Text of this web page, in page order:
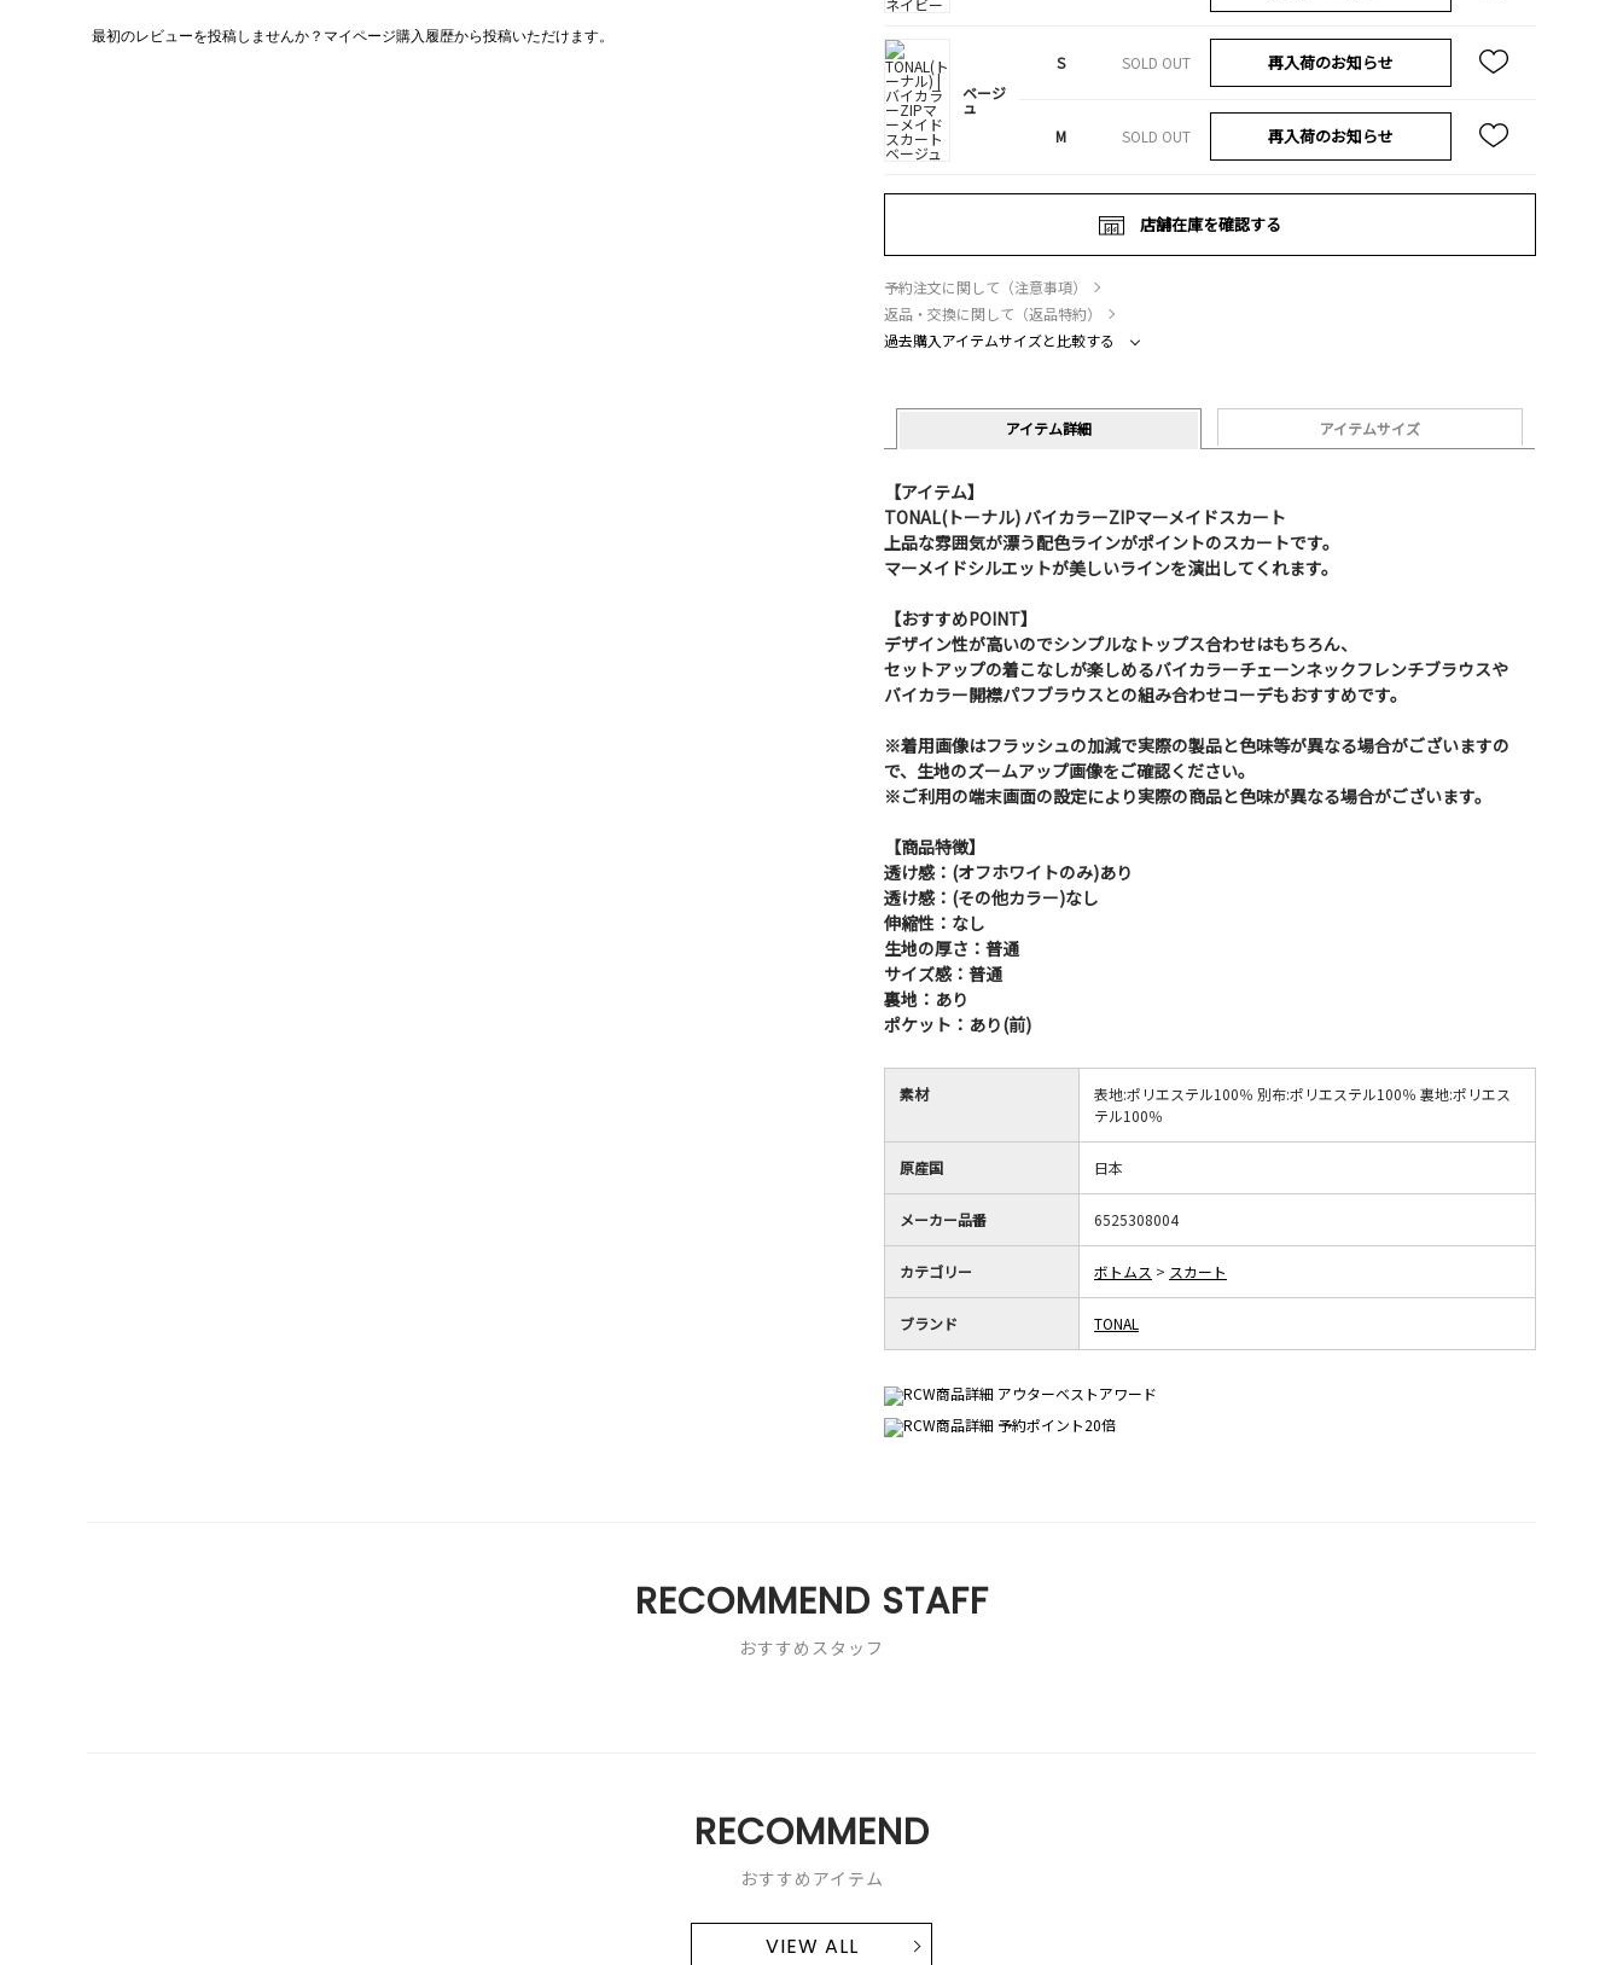
最初のレビューを投稿しませんか？マイページ購入履歴から投稿いただけます。
ベージ
ュ
S SOLD OUT 再入荷のお知らせ
M SOLD OUT 再入荷のお知らせ
店舗在庫を確認する
予約注文に関して（注意事項）
返品・交換に関して（返品特約）
過去購入アイテムサイズと比較する
アイテム詳細 アイテムサイズ
【アイテム】
TONAL(トーナル) バイカラーZIPマーメイドスカート
上品な雰囲気が漂う配色ラインがポイントのスカートです。
マーメイドシルエットが美しいラインを演出してくれます。
【おすすめPOINT】
デザイン性が高いのでシンプルなトップス合わせはもちろん、
セットアップの着こなしが楽しめるバイカラーチェーンネックフレンチブラウスや
バイカラー開襟パフブラウスとの組み合わせコーデもおすすめです。
※着用画像はフラッシュの加減で実際の製品と色味等が異なる場合がございますの
で、生地のズームアップ画像をご確認ください。
※ご利用の端末画面の設定により実際の商品と色味が異なる場合がございます。
【商品特徴】
透け感：(オフホワイトのみ)あり
透け感：(その他カラー)なし
伸縮性：なし
生地の厚さ：普通
サイズ感：普通
裏地：あり
ポケット：あり(前)
素材
表地:ポリエステル100％ 別布:ポリエステル100％ 裏地:ポリエス
テル100％
原産国 日本
メーカー品番 6525308004
カテゴリー ボトムス > スカート
ブランド TONAL
RECOMMEND STAFF
おすすめスタッフ
RECOMMEND
おすすめアイテム
VIEW ALL